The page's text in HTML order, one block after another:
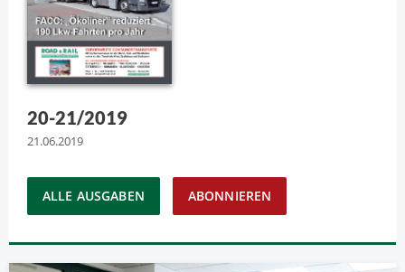
20-21/2019
21.06.2019
ALLE AUSGABEN ABONNIEREN